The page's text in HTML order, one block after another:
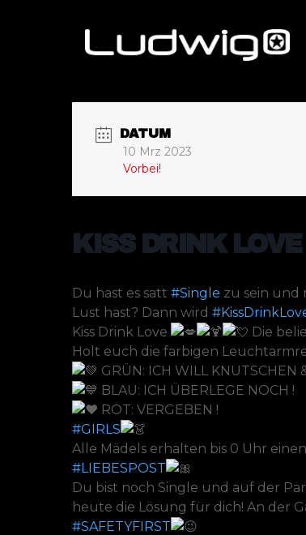
DATUM
10 Mrz 2023
Vorbei!
KISS DRINK LOVE
Du hast es satt #Single zu sein und
Lust hast? Dann wird
Kiss Drink Love
Die
Holt euch die farbigen
GRÜN: ICH WILL KNUTSCHEN
BLAU: ICH ÜBERLEGE NOCH !
ROT: VERGEBEN !
#GIRLS
Alle Mädels erhalten bis 0 Uhr
#LIEBESPOST
Du bist noch Single und auf der
heute die Lösung für dich! An der
#SAFETYFIRST